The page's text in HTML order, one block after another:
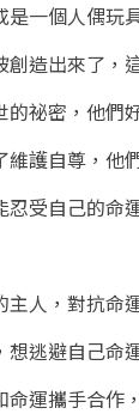
一個人偶
造出來了
祕密，他
護自尊，
受自己的命
人，對抗
逃避自己
運攜手合